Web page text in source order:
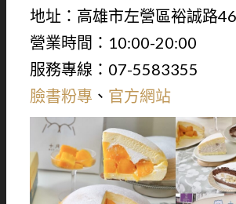
地址：高雄市左營區裕誠路
營業時間：10:00-20:00
服務專線：07-5583355
臉書粉專 、 官方網站